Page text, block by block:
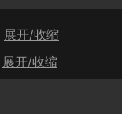
展开/收缩
展开/收缩